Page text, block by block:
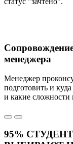
менеджера
Менеджер
подготовить и
и какие сложности
95%